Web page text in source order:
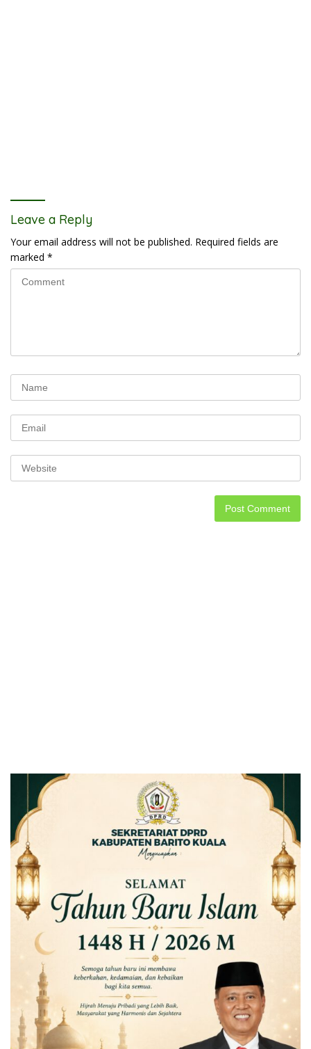
Leave a Reply
Your email address will not be published. Required fields are
marked *